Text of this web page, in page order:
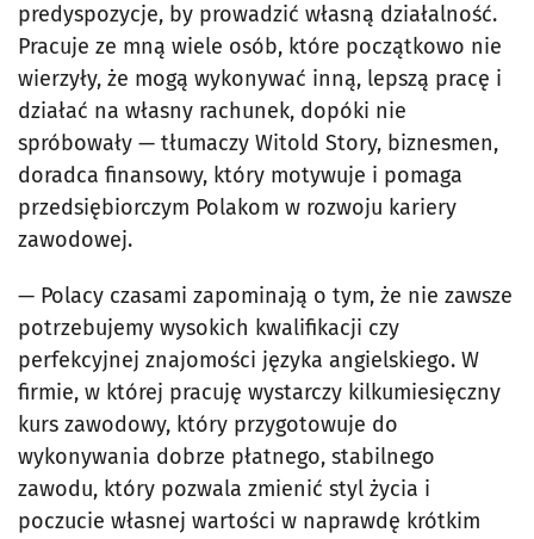
predyspozycje, by prowadzić własną działalność.
Pracuje ze mną wiele osób, które początkowo nie
wierzyły, że mogą wykonywać inną, lepszą pracę i
działać na własny rachunek, dopóki nie
spróbowały — tłumaczy Witold Story, biznesmen,
doradca finansowy, który motywuje i pomaga
przedsiębiorczym Polakom w rozwoju kariery
zawodowej.
— Polacy czasami zapominają o tym, że nie zawsze
potrzebujemy wysokich kwalifikacji czy
perfekcyjnej znajomości języka angielskiego. W
firmie, w której pracuję wystarczy kilkumiesięczny
kurs zawodowy, który przygotowuje do
wykonywania dobrze płatnego, stabilnego
zawodu, który pozwala zmienić styl życia i
poczucie własnej wartości w naprawdę krótkim